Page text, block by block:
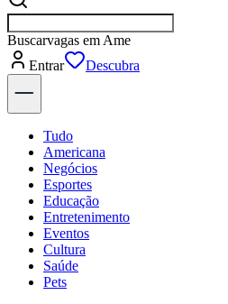
Buscarem
Entrar
Descubra
Tudo
Americana
Negócios
Esportes
Educação
Entretenimento
Eventos
Cultura
Saúde
Pets